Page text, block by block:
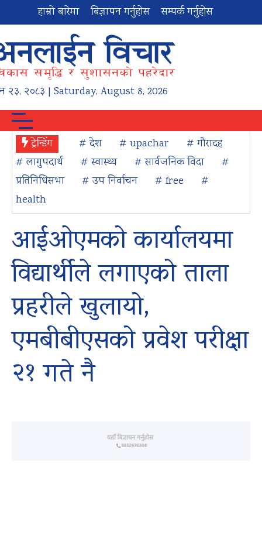
हाम्रो बारेमा बिज्ञापन गर्नुहोस सम्पर्क गर्नुहोस
२३, २०८३ | Saturday, August 8, 2026
ट्रेन्डिंग # देश # upachar
# गौरादह
# लागुपदार्थ
# स्वास्थ्य # सार्वजनिक विदा
#
प्रतिनिधिसभा
# उप निर्वाचन # free
#
health
आईओएमको कार्यालयमा
विद्यार्थीले लगाएको ताला
प्रहरीले खुलायो,
एमबीबीएसको प्रवेश परीक्षा
२१ गते नै